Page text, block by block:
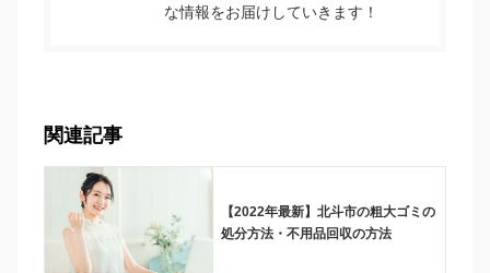
な情報をお届けしていきます！
関連記事
【2022年最新】北斗市の粗大ゴミの
処分方法・不用品回収の方法